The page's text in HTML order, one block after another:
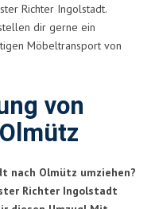
Richter Ingolstadt.
dir gerne ein
Möbeltransport von
von
nach Olmütz umziehen?
Richter Ingolstadt